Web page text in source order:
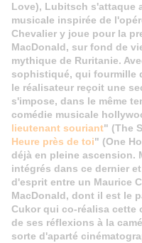
Love), Lubitsch s'attaque
musicale inspirée de
Chevalier y joue pour la
MacDonald, sur fond de
mythique de Ruritanie.
sophistiqué, qui fourmille
le réalisateur reçoit une
s'impose, dans le même
comédie musicale
lieutenant souriant" (The
Heure près de toi" (One
déjà en pleine ascension.
intégrés dans ce dernier
d'esprit entre un Maurice
MacDonald, dont il est le
Cukor qui co-réalisa cette
de ses réflexions à la
sorte d'aparté